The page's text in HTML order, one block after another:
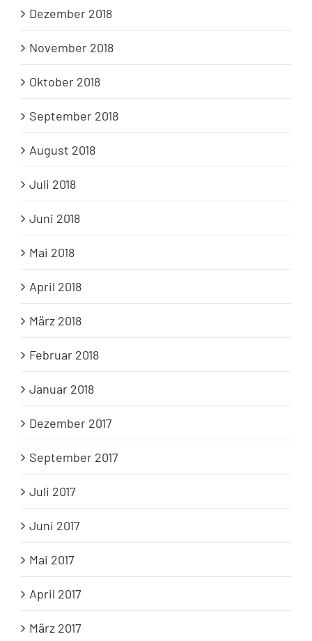
Dezember 2018
November 2018
Oktober 2018
September 2018
August 2018
Juli 2018
Juni 2018
Mai 2018
April 2018
März 2018
Februar 2018
Januar 2018
Dezember 2017
September 2017
Juli 2017
Juni 2017
Mai 2017
April 2017
März 2017